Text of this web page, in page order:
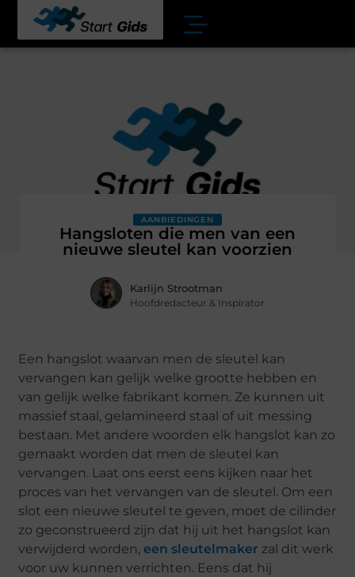
AANBIEDINGEN
Hangsloten die men van een
nieuwe sleutel kan voorzien
Karlijn Strootman
Hoofdredacteur & Inspirator
Een hangslot waarvan men de sleutel kan
vervangen kan gelijk welke grootte hebben en
van gelijk welke fabrikant komen. Ze kunnen uit
massief staal, gelamineerd staal of uit messing
bestaan. Met andere woorden elk hangslot kan zo
gemaakt worden dat men de sleutel kan
vervangen. Laat ons eerst eens kijken naar het
proces van het vervangen van de sleutel. Om een
slot een nieuwe sleutel te geven, moet de cilinder
zo geconstrueerd zijn dat hij uit het hangslot kan
verwijderd worden,een sleutelmaker zal dit werk
voor uw kunnen verrichten. Eens dat hij